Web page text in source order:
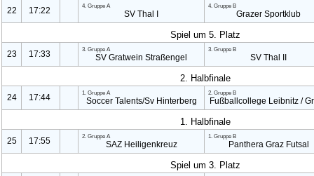
22 17:22 4. Gruppe A
SV Thal I
4. Gruppe B
Grazer Sportklub
Spiel um 5. Platz
23 17:33 3. Gruppe A
SV Gratwein Straßengel
3. Gruppe B
SV Thal II
2. Halbfinale
24 17:44 1. Gruppe A
Soccer Talents/Sv Hinterberg
2. Gruppe B
Fußballcollege Leibnitz /
1. Halbfinale
25 17:55 2. Gruppe A
SAZ Heiligenkreuz
1. Gruppe B
Panthera Graz Futsal
Spiel um 3. Platz